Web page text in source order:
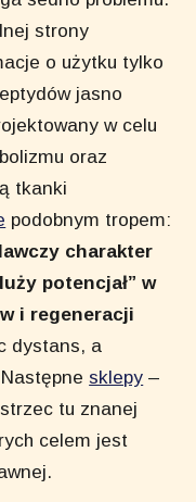
strony
o użytku tylko
jasno
w celu
oraz
tkanki
podobnym tropem:
charakter
potencjał” w
i regeneracji
dystans, a
sklepy –
tu znanej
celem jest